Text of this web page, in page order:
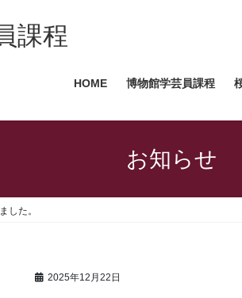
課程
HOME 博物館学芸員課程
お知らせ
した。
2025年12月22日